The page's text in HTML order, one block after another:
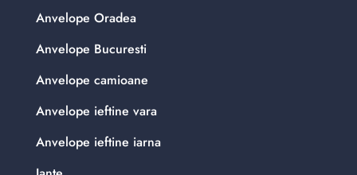
Anvelope Oradea
Anvelope Bucuresti
Anvelope camioane
Anvelope ieftine vara
Anvelope ieftine iarna